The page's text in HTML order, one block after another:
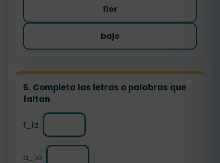
flor
bajo
5. Completa las letras o palabras que
faltan
f_liz
a_to